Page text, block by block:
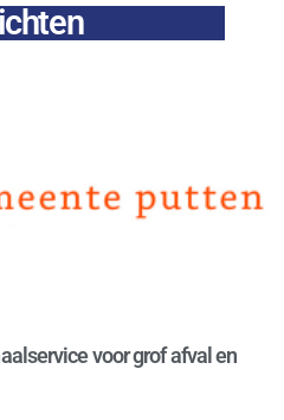
voor grof afval en